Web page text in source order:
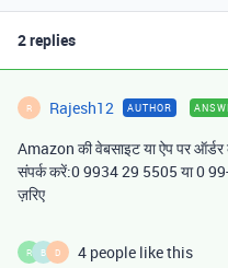
2 replies
R Rajesh12 AUTHOR
Amazon की वेबसाइट या ऐप पर
संपर्क करें:0 9934 29 5505 या 0
ज़रिए
R B D 4 people like this